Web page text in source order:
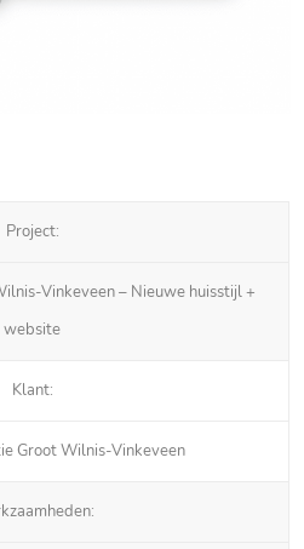
Project:
Vinkeveen – Nieuwe huisstijl +
website
Klant:
Groot Wilnis-Vinkeveen